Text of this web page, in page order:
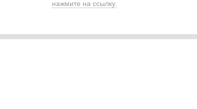
нажмите на ссылку.